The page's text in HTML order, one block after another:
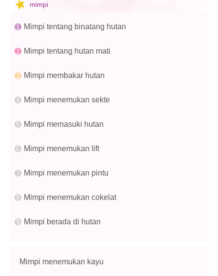
mimpi
Mimpi tentang binatang hutan
Mimpi tentang hutan mati
Mimpi membakar hutan
Mimpi menemukan sekte
Mimpi memasuki hutan
Mimpi menemukan lift
Mimpi menemukan pintu
Mimpi menemukan cokelat
Mimpi berada di hutan
Mimpi menemukan kayu